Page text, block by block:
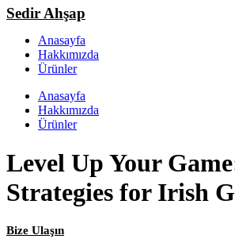
Sedir Ahşap
Anasayfa
Hakkımızda
Ürünler
Anasayfa
Hakkımızda
Ürünler
Level Up Your
Strategies for Irish
Bize Ulaşın